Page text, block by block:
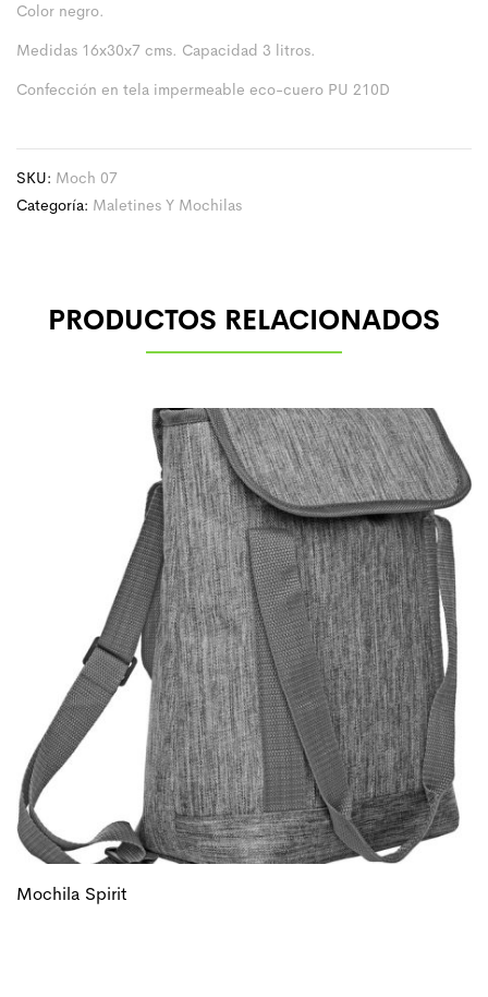
Color negro.
Medidas 16x30x7 cms. Capacidad 3 litros.
Confección en tela impermeable eco-cuero PU 210D
SKU: Moch 07
Categoría: Maletines Y Mochilas
PRODUCTOS RELACIONADOS
Mochila Spirit